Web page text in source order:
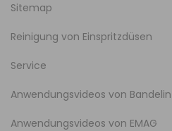
Sitemap
Reinigung von Einspritzdüsen
Service
Anwendungsvideos von Bandelin
Anwendungsvideos von EMAG